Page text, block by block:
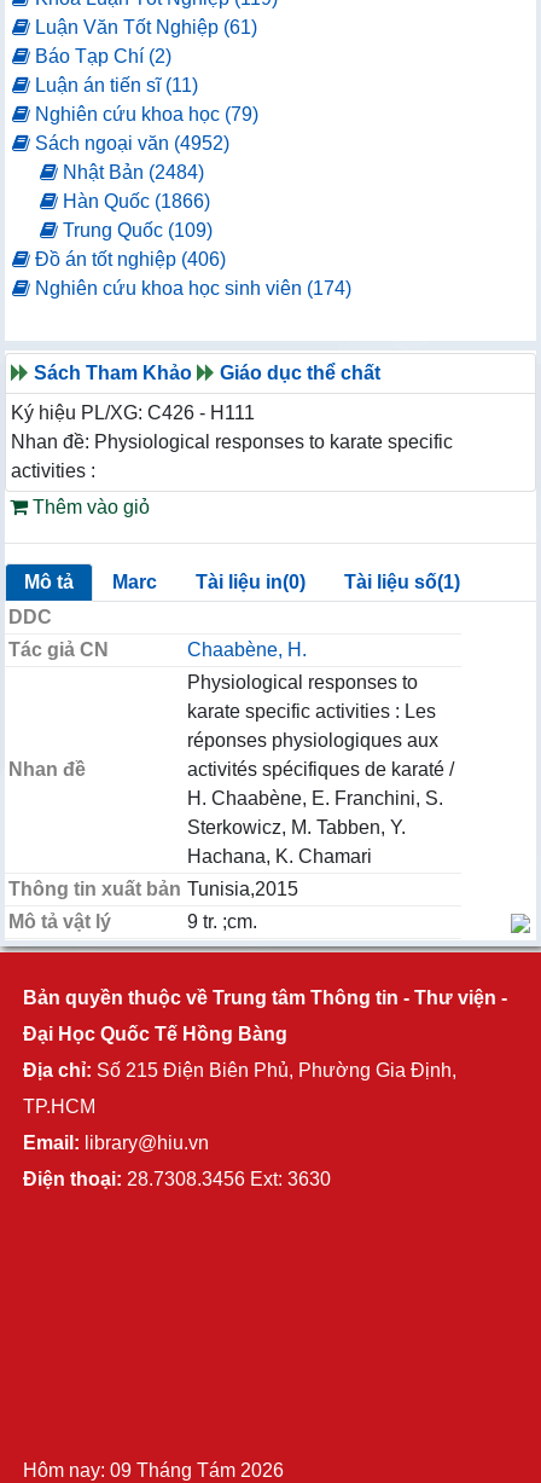
Luận Văn Tốt Nghiệp (61)
Báo Tạp Chí (2)
Luận án tiến sĩ (11)
Nghiên cứu khoa học (79)
Sách ngoại văn (4952)
Nhật Bản (2484)
Hàn Quốc (1866)
Trung Quốc (109)
Đồ án tốt nghiệp (406)
Nghiên cứu khoa học sinh viên (174)
Sách Tham Khảo
Giáo dục thể chất
Ký hiệu PL/XG: C426 - H111
Nhan đề: Physiological responses to karate specific
activities :
Thêm vào giỏ
Mô tả Marc Tài liệu in(0)
Tài liệu số(1)
DDC
Tác giả CN
Chaabène, H.
Nhan đề
Physiological responses to
karate specific activities : Les
réponses physiologiques aux
activités spécifiques de karaté /
H. Chaabène, E. Franchini, S.
Sterkowicz, M. Tabben, Y.
Hachana, K. Chamari
Thông tin xuất bản Tunisia,2015
Mô tả vật lý
9 tr. ;cm.
Bản quyền thuộc về Trung tâm Thông tin - Thư viện -
Đại Học Quốc Tế Hồng Bàng
Địa chỉ: Số 215 Điện Biên Phủ, Phường Gia Định,
TP.HCM
Email: library@hiu.vn
Điện thoại: 28.7308.3456 Ext: 3630
Hôm nay: 09 Tháng Tám 2026